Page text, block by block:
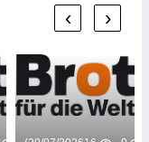
TRẠM Y TẾ
XÃ TRONG
VIỆC PHÁT
HIỆN SỚM,
CAN THIỆP
SỚM ĐỐI VỚI
TRẺ KHUYẾT
TẬT
‹ ›